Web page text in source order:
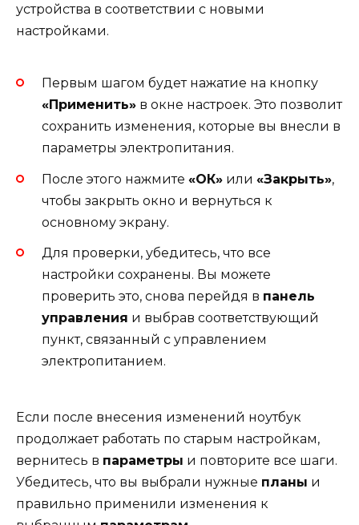
устройства в соответствии с новыми
настройками.
Первым шагом будет нажатие на кнопку
«Применить» в окне настроек. Это позволит
сохранить изменения, которые вы внесли в
параметры электропитания.
После этого нажмите «ОК» или «Закрыть»,
чтобы закрыть окно и вернуться к
основному экрану.
Для проверки, убедитесь, что все
настройки сохранены. Вы можете
проверить это, снова перейдя в панель
управления и выбрав соответствующий
пункт, связанный с управлением
электропитанием.
Если после внесения изменений ноутбук
продолжает работать по старым настройкам,
вернитесь в параметры и повторите все шаги.
Убедитесь, что вы выбрали нужные планы и
правильно применили изменения к